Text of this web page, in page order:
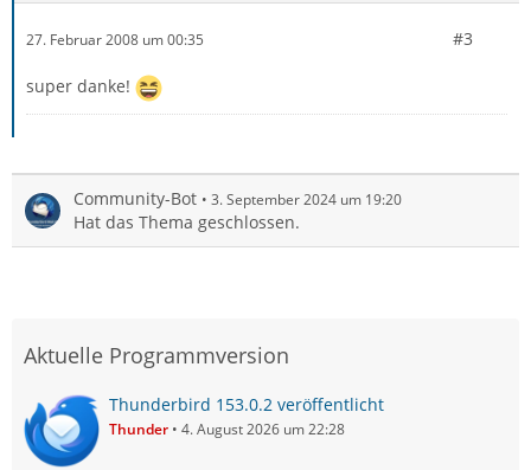
27. Februar 2008 um 00:35 #3
super danke!
Community-Bot 3. September 2024 um 19:20
Hat das Thema geschlossen.
Aktuelle Programmversion
Thunderbird 153.0.2 veröffentlicht
Thunder 4. August 2026 um 22:28